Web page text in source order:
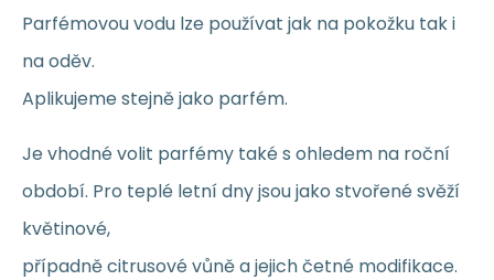
Parfémovou vodu lze používat jak na pokožku tak i
na oděv.
Aplikujeme stejně jako parfém.
Je vhodné volit parfémy také s ohledem na roční
období. Pro teplé letní dny jsou jako stvořené svěží
květinové,
případně citrusové vůně a jejich četné modifikace.